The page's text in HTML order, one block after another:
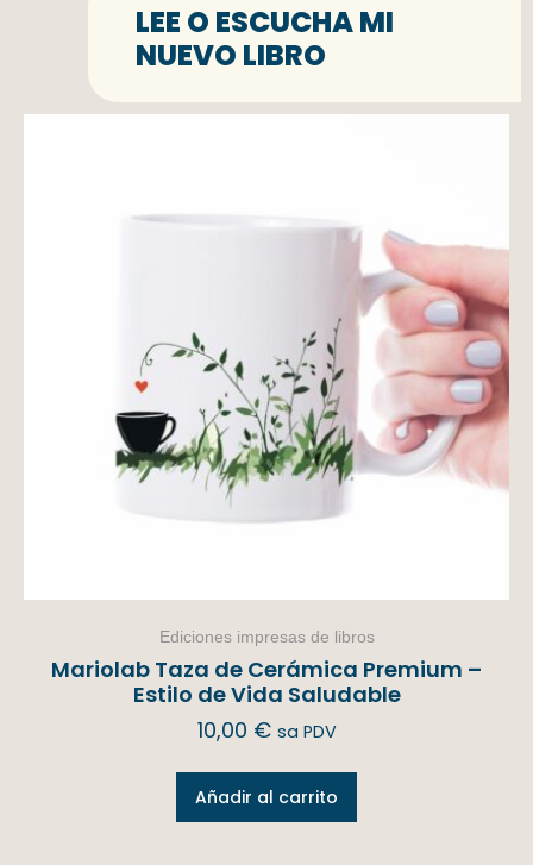
LEE O ESCUCHA MI
NUEVO LIBRO
Ediciones impresas de libros
Mariolab Taza de Cerámica Premium –
Estilo de Vida Saludable
10,00 € sa PDV
Añadir al carrito